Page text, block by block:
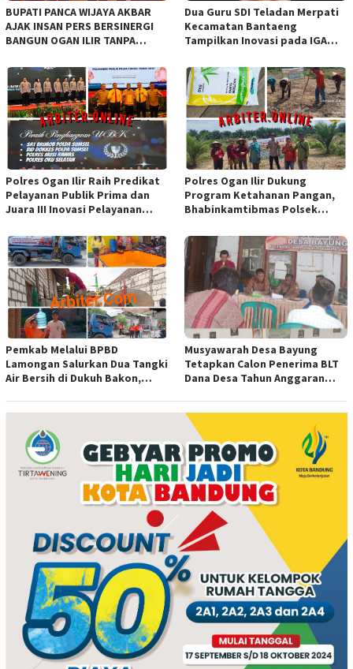
BUPATI PANCA WIJAYA AKBAR
AJAK INSAN PERS BERSINERGI
BANGUN OGAN ILIR TANPA
Dua Guru SDI Teladan Merpati
Kecamatan Bantaeng
Tampilkan Inovasi pada IGA
Sulawesi
Polres Ogan Ilir Raih Predikat
Pelayanan Publik Prima dan
Juara III Inovasi Pelayanan
Polres Ogan Ilir Dukung
Program Ketahanan Pangan,
Bhabinkamtibmas Polsek
Jagung Pipil di Desa Sungai
Rambutan
Pemkab Melalui BPBD
Lamongan Salurkan Dua Tangki
Air Bersih di Dukuh Bakon,
Musyawarah Desa Bayung
Tetapkan Calon Penerima BLT
Dana Desa Tahun Anggaran